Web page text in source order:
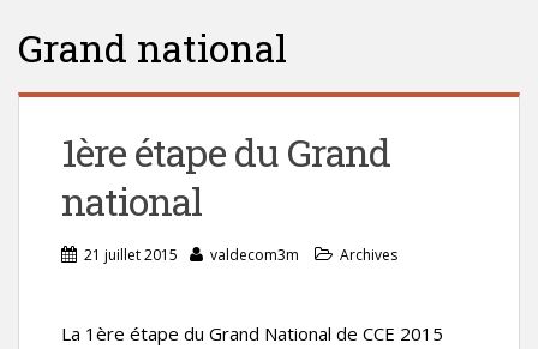
Grand national
1ère étape du Grand
national
21 juillet 2015 valdecom3m Archives
La 1ère étape du Grand National de CCE 2015